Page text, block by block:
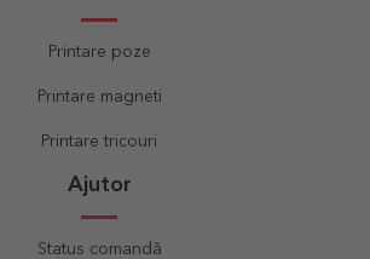
Printare poze
Printare magneti
Printare tricouri
Ajutor
Status comandă